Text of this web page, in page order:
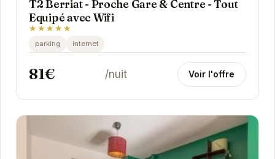
T2 Berriat - Proche Gare & Centre - Tout
Equipé avec Wifi
★★★★★
parking internet
81€ /nuit Voir l'offre